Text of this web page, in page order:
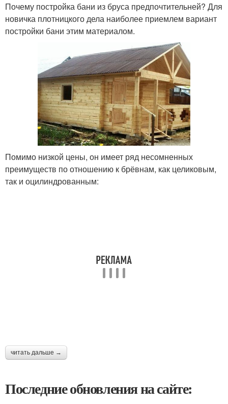
Почему постройка бани из бруса предпочтительней? Для
новичка плотницкого дела наиболее приемлем вариант
постройки бани этим материалом.
Помимо низкой цены, он имеет ряд несомненных
преимуществ по отношению к брёвнам, как целиковым,
так и оцилиндрованным:
читать дальше →
Последние обновления на сайте: